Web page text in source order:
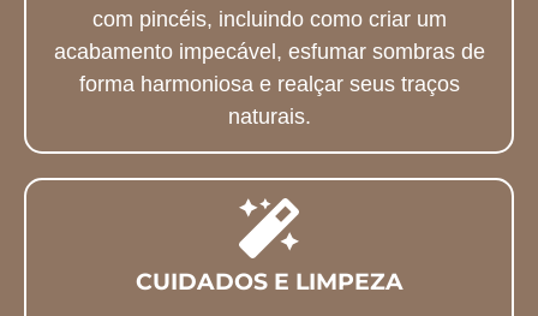
com pincéis, incluindo como criar um
acabamento impecável, esfumar sombras de
forma harmoniosa e realçar seus traços
naturais.
CUIDADOS E LIMPEZA